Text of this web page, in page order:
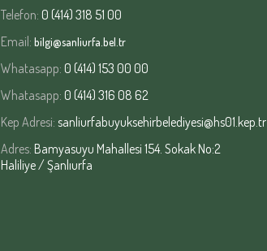
Telefon: 0 (414) 318 51 00
Email: bilgi@sanliurfa.bel.tr
Whatasapp: 0 (414) 153 00 00
Whatasapp: 0 (414) 316 08 62
Kep Adresi: sanliurfabuyuksehirbelediyesi@hs01.kep.tr
Adres: Bamyasuyu Mahallesi 154. Sokak No:2
Haliliye / Şanlıurfa